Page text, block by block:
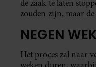
de zaak te laten
zouden zijn, maar
NEGEN
Het proces zal naar